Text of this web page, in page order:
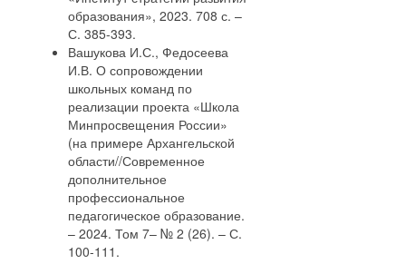
образования», 2023. 708 с. –
С. 385-393.
Вашукова И.С., Федосеева
И.В. О сопровождении
школьных команд по
реализации проекта «Школа
Минпросвещения России»
(на примере Архангельской
области//Современное
дополнительное
профессиональное
педагогическое образование.
– 2024. Том 7– № 2 (26). – С.
100-111.